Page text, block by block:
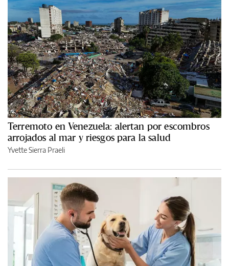
Terremoto en Venezuela: alertan por escombros
arrojados al mar y riesgos para la salud
Yvette Sierra Praeli